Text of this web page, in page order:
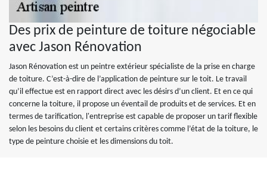
Des prix de peinture de toiture négociable
avec Jason Rénovation
Jason Rénovation est un peintre extérieur spécialiste de la prise en charge
de toiture. C’est-à-dire de l’application de peinture sur le toit. Le travail
qu’il effectue est en rapport direct avec les désirs d’un client. Et en ce qui
concerne la toiture, il propose un éventail de produits et de services. Et en
termes de tarification, l'entreprise est capable de proposer un tarif flexible
selon les besoins du client et certains critères comme l’état de la toiture, le
type de peinture choisie et les dimensions du toit.